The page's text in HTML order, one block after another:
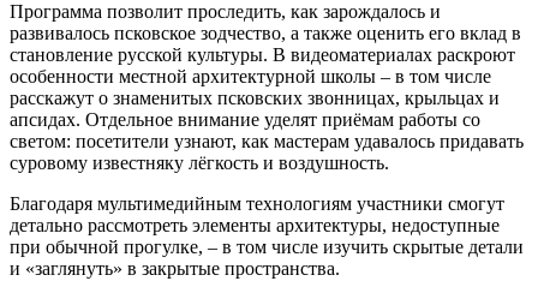
Программа позволит проследить, как зарождалось и
развивалось псковское зодчество, а также оценить его вклад в
становление русской культуры. В видеоматериалах раскроют
особенности местной архитектурной школы – в том числе
расскажут о знаменитых псковских звонницах, крыльцах и
апсидах. Отдельное внимание уделят приёмам работы со
светом: посетители узнают, как мастерам удавалось придавать
суровому известняку лёгкость и воздушность.
Благодаря мультимедийным технологиям участники смогут
детально рассмотреть элементы архитектуры, недоступные
при обычной прогулке, – в том числе изучить скрытые детали
и «заглянуть» в закрытые пространства.